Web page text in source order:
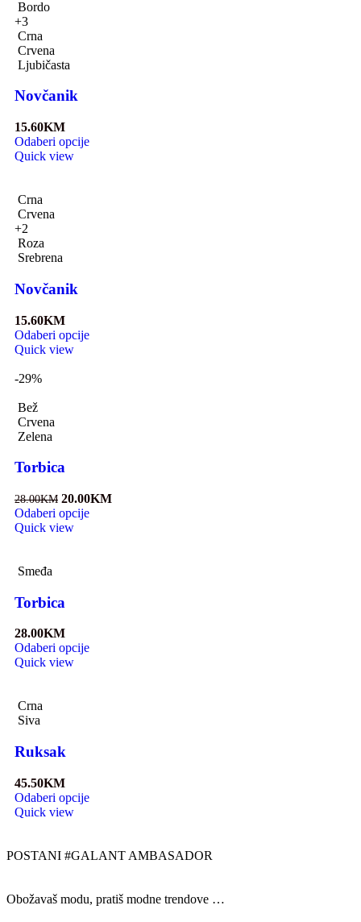
Bordo
+3
Crna
Crvena
Ljubičasta
Novčanik
15.60KM
Odaberi opcije
Quick view
Crna
Crvena
+2
Roza
Srebrena
Novčanik
15.60KM
Odaberi opcije
Quick view
-29%
Bež
Crvena
Zelena
Torbica
28.00KM 20.00KM
Odaberi opcije
Quick view
Smeđa
Torbica
28.00KM
Odaberi opcije
Quick view
Crna
Siva
Ruksak
45.50KM
Odaberi opcije
Quick view
POSTANI #GALANT AMBASADOR
Obožavaš modu, pratiš modne trendove …